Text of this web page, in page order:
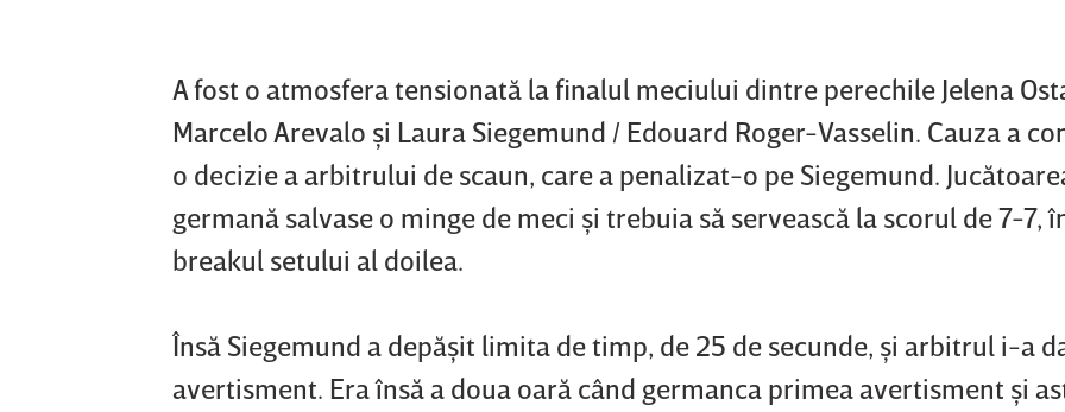
A fost o atmosfera tensionată la finalul meciului dintre perechile Jelena
Marcelo Arevalo şi Laura Siegemund / Edouard Roger-Vasselin. Cauza a
o decizie a arbitrului de scaun, care a penalizat-o pe Siegemund.
germană salvase o minge de meci şi trebuia să servească la scorul de 7-7,
breakul setului al doilea.
Însă Siegemund a depăşit limita de timp, de 25 de secunde, şi arbitrul i-a
avertisment. Era însă a doua oară când germanca primea avertisment şi